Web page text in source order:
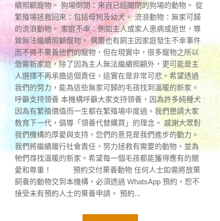
續照顧寵物。 狗場倒閉：來自已經關閉的狗場的動物。 從
繁殖場拯救回來：包括母狗及幼犬。 流浪動物：無家可歸
的流浪動物。 家庭不幸：例如主人或家人患病或逝世，導
致無法繼續照顧寵物。 偶爾也有飼主因家庭發生不幸事件
而不得不棄養他們的寵物，但在現實中，很多寵物之所以
急需新家庭，除了因為主人無法繼續照顧外，更可能是主
人選擇不再承擔這個責任，這實在是非常可悲。希望透過
我們的努力，能為這些無家可歸的毛孩找到溫暖的新家。
呼籲支持領養 本機構呼籲大家支持領養，因為許多純種犬
因為有繁殖價值而一生都在繁殖場中度過。我們懇請大家
教育下一代，倡導「領養代替購買」的理念。 感謝大眾對
我們機構的厚愛與支持，您們的意見是我們進步的動力。
我們將繼續履行社會責任，努力拯救有需要的動物，並為
牠們尋找溫暖的新家。希望每一個毛孩都能獲得應有的關
愛和尊重！ 預約交付棄養動物 任何人士如需將放棄
飼養的動物交到本機構，必須透過 WhatsApp 預約。恕不
接受未有預約人士的棄養申請。 預約...